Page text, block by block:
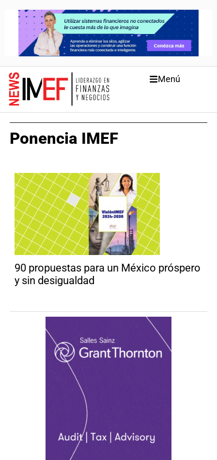
Menú
Ponencia IMEF
90 propuestas para un México próspero
y sin desigualdad